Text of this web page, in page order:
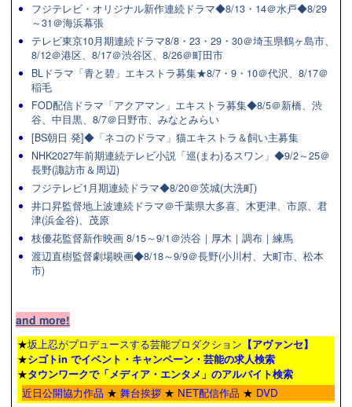
フジテレビ・オリジナル新作連続ドラマ◆8/13・14＠水戸◆8/29
～31＠海浜幕張
テレビ東京10月期連続ドラマ8/8・23・29・30＠埼玉県鶴ヶ島市、
8/12＠港区、8/17＠渋谷区、8/26＠町田市
BLドラマ「青と碧」エキストラ募集★8/7・9・10＠代沢、8/17＠
稲毛
FOD配信ドラマ「アクアマン」エキストラ募集◆8/5＠新橋、渋
谷、中目黒、8/7＠日野市、みなとみらい
[BS朝日 発]◆「ネコのドラマ」猫エキストラ＆飼い主募集
NHK2027年前期連続テレビ小説「巡(まわ)るスワン」◆9/2～25＠
長野(諏訪市＆周辺)
フジテレビ1月期連続ドラマ◆8/20＠茨城(大洗町)
井口昇監督地上波連続ドラマ＠千葉県大多喜、木更津、市原、君
津(浜金谷)、茂原
枝優花監督新作映画 8/15～9/1＠渋谷｜厚木｜調布｜練馬
渡辺直樹監督劇場映画◆8/18～9/9＠長野(小川村、大町市、松本
市)
and more!
★坂上忍がプロデュースする芸能プロダクション 【アヴァンセ】
★シゴトin でイベント・キャンペーン・芸能の求人検索
★タウンワークで「メディア・エンタメ」のアルバイト検索
近日公開協力作品 ★ 舞台挨拶 ★ NET配信作品 ★ DVD